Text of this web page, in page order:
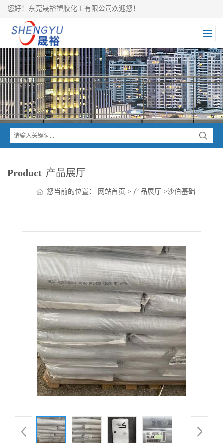
您好！东莞晟裕塑胶化工有限公司欢迎您！
Product 产品展厅
您当前的位置： 网站首页 > 产品展厅 >沙伯基础